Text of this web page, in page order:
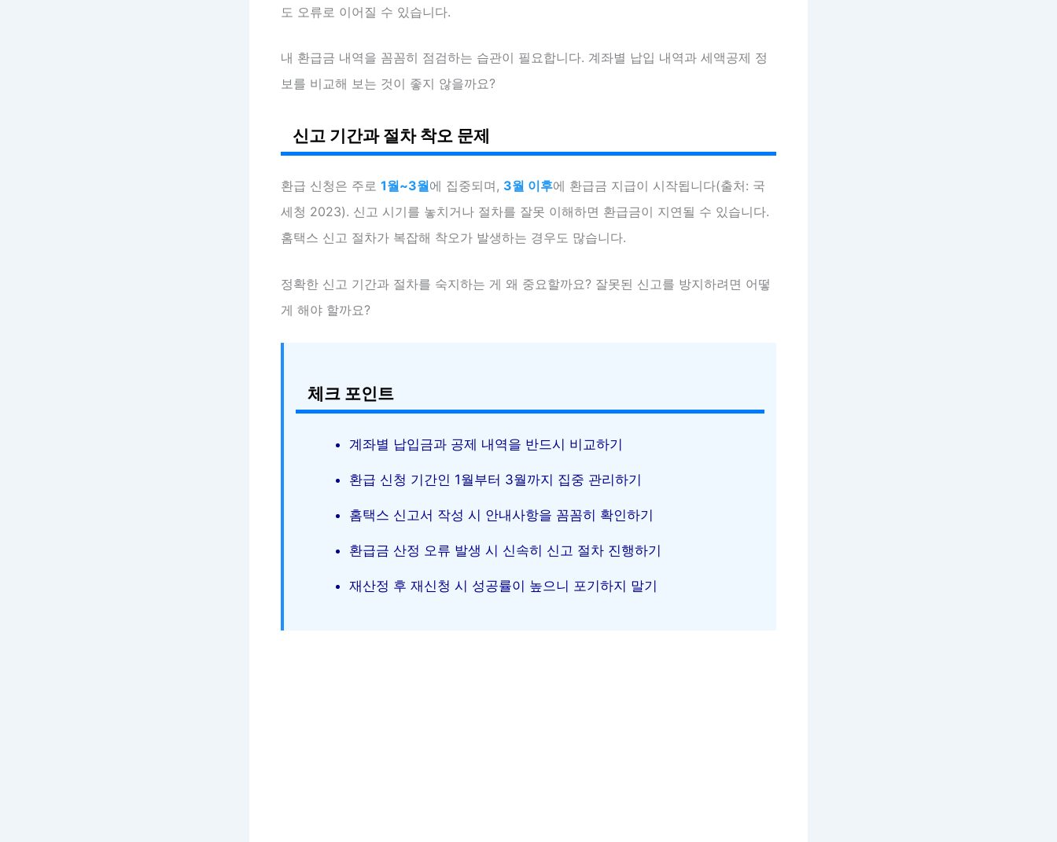
도 오류로 이어질 수 있습니다.
내 환급금 내역을 꼼꼼히 점검하는 습관이 필요합니다. 계좌별 납입 내역과 세액공제 정
보를 비교해 보는 것이 좋지 않을까요?
신고 기간과 절차 착오 문제
환급 신청은 주로 1월~3월에 집중되며, 3월 이후에 환급금 지급이 시작됩니다(출처: 국
세청 2023). 신고 시기를 놓치거나 절차를 잘못 이해하면 환급금이 지연될 수 있습니다.
홈택스 신고 절차가 복잡해 착오가 발생하는 경우도 많습니다.
정확한 신고 기간과 절차를 숙지하는 게 왜 중요할까요? 잘못된 신고를 방지하려면 어떻
게 해야 할까요?
체크 포인트
계좌별 납입금과 공제 내역을 반드시 비교하기
환급 신청 기간인 1월부터 3월까지 집중 관리하기
홈택스 신고서 작성 시 안내사항을 꼼꼼히 확인하기
환급금 산정 오류 발생 시 신속히 신고 절차 진행하기
재산정 후 재신청 시 성공률이 높으니 포기하지 말기